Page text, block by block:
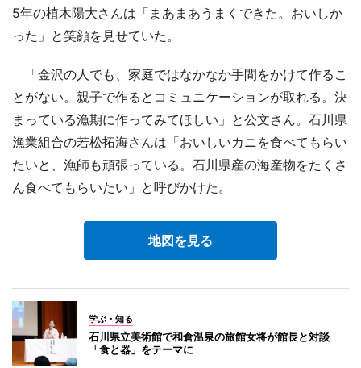
5年の植木陽大さんは「まあまあうまくできた。おいしか
った」と笑顔を見せていた。
「金沢の人でも、家庭ではなかなか手間をかけて作るこ
とがない。親子で作るとコミュニケーションが取れる。決
まっている漁期に作ってみてほしい」と公文さん。石川県
漁業組合の若松拓海さんは「おいしいカニを食べてもらい
たいと、漁師も頑張っている。石川県産の海産物をたくさ
ん食べてもらいたい」と呼びかけた。
地図を見る
学ぶ・知る
石川県立美術館で和倉温泉の旅館女将が館長と対談
「食と器」をテーマに